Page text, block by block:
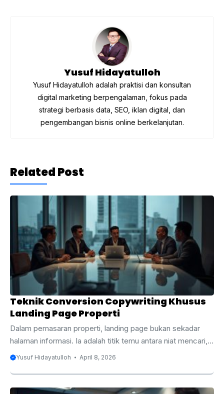
p
Yusuf Hidayatulloh
Yusuf Hidayatulloh adalah praktisi dan konsultan
digital marketing berpengalaman, fokus pada
strategi berbasis data, SEO, iklan digital, dan
pengembangan bisnis online berkelanjutan.
Related Post
Teknik Conversion Copywriting Khusus
Landing Page Properti
Dalam pemasaran properti, landing page bukan sekadar
halaman informasi. Ia adalah titik temu antara niat mencari,
rasa ragu, dan keputusan untuk menghubungi sales. Ini
pengguna internet pada awal 2026 dengan penetrasi 80,5
Yusuf Hidayatulloh April 8, 2026